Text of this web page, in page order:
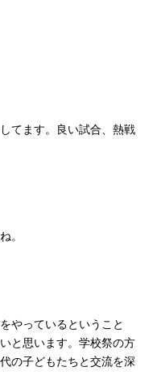
てます。良い試合、熱戦
。
やっているということ
と思います。学校祭の方
の子どもたちと交流を深